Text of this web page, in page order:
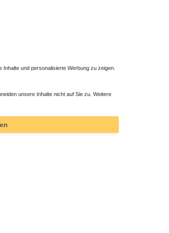
und personalisierte Werbung zu zeigen.
unsere Inhalte nicht auf Sie zu. Weitere